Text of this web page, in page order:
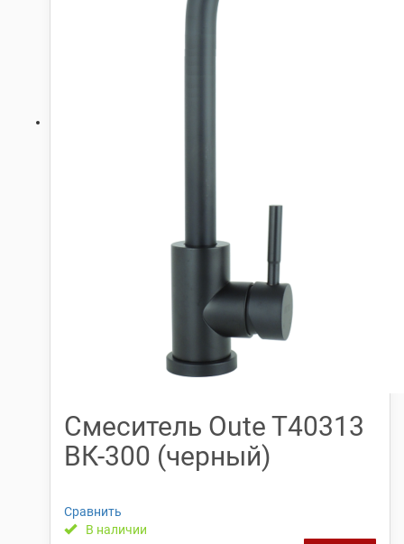
Смеситель Oute T40313
ВК-300 (черный)
Сравнить
В наличии